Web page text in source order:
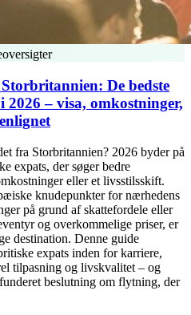
De bedste
– visa, omkostninger,
fra Storbritannien? 2026 byder på
expats, der søger bedre
eller et livsstilsskift.
knudepunkter for nærhedens
på grund af skattefordele eller
og overkommelige priser, er
destination. Denne guide
expats inden for karriere,
tilpasning og livskvalitet – og
beslutning om flytning, der